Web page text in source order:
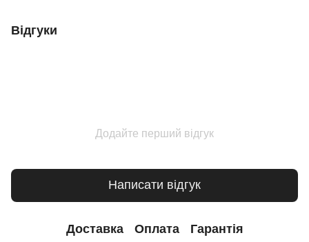
Відгуки
Додайте перший відгук
Написати відгук
Доставка Оплата Гарантія